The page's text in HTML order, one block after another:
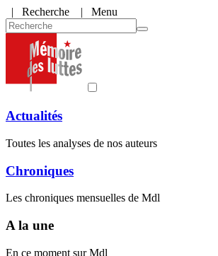
| Recherche | Menu
Actualités
Toutes les analyses de nos auteurs
Chroniques
Les chroniques mensuelles de Mdl
A la une
En ce moment sur Mdl